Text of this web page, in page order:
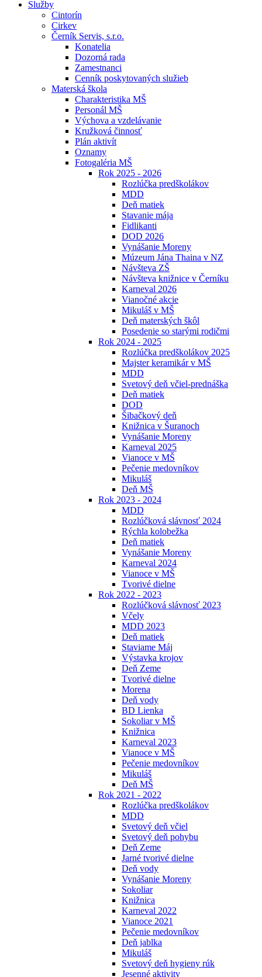
Služby
Cintorín
Cirkev
Černík Servis, s.r.o.
Konatelia
Dozorná rada
Zamestnanci
Cenník poskytovaných služieb
Materská škola
Charakteristika MŠ
Personál MŠ
Výchova a vzdelávanie
Kružková činnosť
Plán aktivít
Oznamy
Fotogaléria MŠ
Rok 2025 - 2026
Rozlúčka predškolákov
MDD
Deň matiek
Stavanie mája
Fidlikanti
DOD 2026
Vynášanie Moreny
Múzeum Jána Thaina v NZ
Návšteva ZŠ
Návšteva knižnice v Černíku
Karneval 2026
Vianočné akcie
Mikuláš v MŠ
Deň materských škôl
Posedenie so starými rodičmi
Rok 2024 - 2025
Rozlúčka predškolákov 2025
Majster keramikár v MŠ
MDD
Svetový deň včiel-prednáška
Deň matiek
DOD
Šibačkový deň
Knižnica v Šuranoch
Vynášanie Moreny
Karneval 2025
Vianoce v MŠ
Pečenie medovníkov
Mikuláš
Deň MŠ
Rok 2023 - 2024
MDD
Rozlúčková slávnosť 2024
Rýchla kolobežka
Deň matiek
Vynášanie Moreny
Karneval 2024
Vianoce v MŠ
Tvorivé dielne
Rok 2022 - 2023
Rozlúčková slávnosť 2023
Včely
MDD 2023
Deň matiek
Staviame Máj
Výstavka krojov
Deň Zeme
Tvorivé dielne
Morena
Deň vody
BD Lienka
Sokoliar v MŠ
Knižnica
Karneval 2023
Vianoce v MŠ
Pečenie medovníkov
Mikuláš
Deň MŠ
Rok 2021 - 2022
Rozlúčka predškolákov
MDD
Svetový deň včiel
Svetový deň pohybu
Deň Zeme
Jarné tvorivé dielne
Deň vody
Vynášanie Moreny
Sokoliar
Knižnica
Karneval 2022
Vianoce 2021
Pečenie medovníkov
Deň jablka
Mikuláš
Svetový deň hygieny rúk
Jesenné aktivity